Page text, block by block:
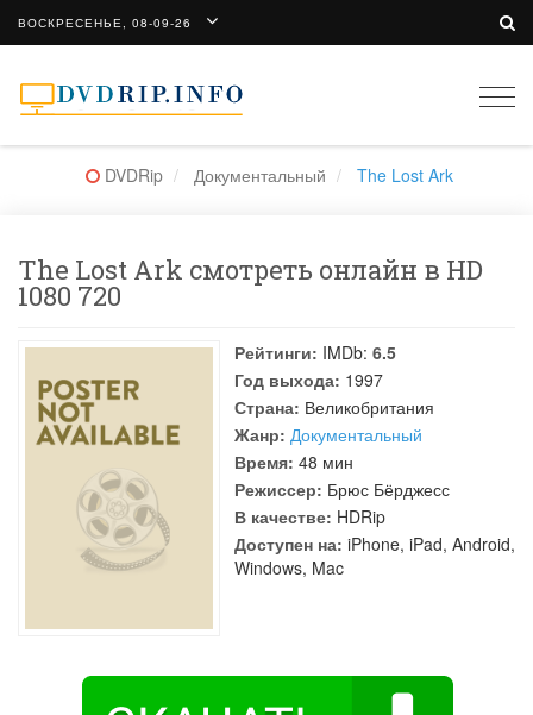
ВОСКРЕСЕНЬЕ, 08-09-26
DVDRip Документальный The Lost Ark
The Lost Ark смотреть онлайн в HD
1080 720
Рейтинги: IMDb: 6.5
Год выхода: 1997
Страна: Великобритания
Жанр: Документальный
Время: 48 мин
Режиссер: Брюс Бёрджесс
В качестве: HDRip
Доступен на: iPhone, iPad, Android,
Windows, Mac